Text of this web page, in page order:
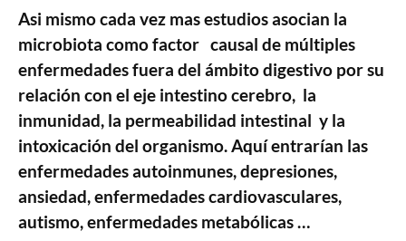
Asi mismo cada vez mas estudios asocian la
microbiota como factor causal de múltiples
enfermedades fuera del ámbito digestivo por su
relación con el eje intestino cerebro, la
inmunidad, la permeabilidad intestinal y la
intoxicación del organismo. Aquí entrarían las
enfermedades autoinmunes, depresiones,
ansiedad, enfermedades cardiovasculares,
autismo, enfermedades metabólicas …